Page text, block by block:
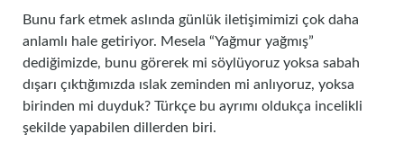
Bunu fark etmek aslında günlük iletişimimizi çok daha
anlamlı hale getiriyor. Mesela “Yağmur yağmış”
dediğimizde, bunu görerek mi söylüyoruz yoksa sabah
dışarı çıktığımızda ıslak zeminden mi anlıyoruz, yoksa
birinden mi duyduk? Türkçe bu ayrımı oldukça incelikli
şekilde yapabilen dillerden biri.